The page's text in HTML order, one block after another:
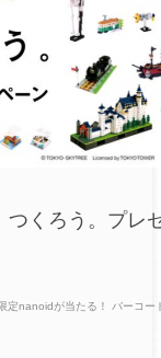
つくろう。プレ
定nanoidが当たる！ バーコー